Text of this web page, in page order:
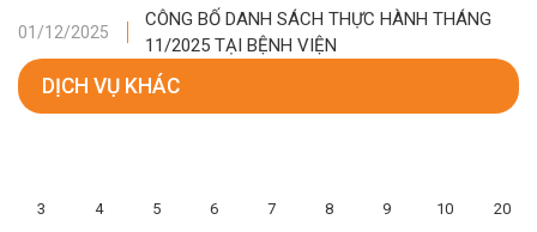
01/12/2025
CÔNG BỐ DANH SÁCH THỰC HÀNH THÁNG
11/2025 TẠI BỆNH VIỆN
DỊCH VỤ KHÁC
3 4 5 6 7 8 9 10 20